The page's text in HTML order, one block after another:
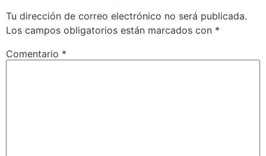
Tu dirección de correo electrónico no será publicada.
Los campos obligatorios están marcados con *
Comentario *